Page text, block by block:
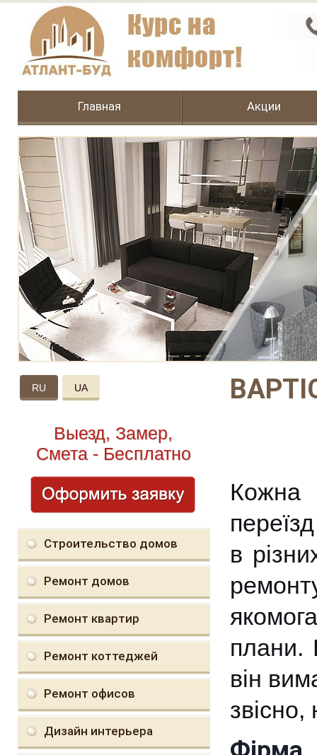
Главная Акции
RU UA
Выезд, Замер,
Смета - Бесплатно
Строительство домов
Ремонт домов
Ремонт квартир
Ремонт коттеджей
Ремонт офисов
Дизайн интерьера
в
плани.
він